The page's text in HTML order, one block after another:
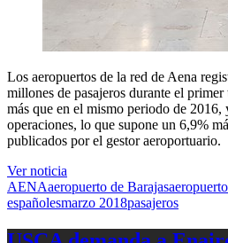
Los aeropuertos de la red de Aena
millones de pasajeros durante el
más que en el mismo periodo de
operaciones, lo que supone un 6,9%
publicados por el gestor aeroportuario.
Ver noticia
AENAaeropuerto de Barajas
españolesmarzo 2018pasajeros